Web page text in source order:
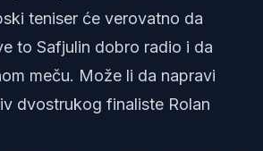
teniser će verovatno da
to Safjulin dobro radio i da
meču. Može li da napravi
dvostrukog finaliste Rolan